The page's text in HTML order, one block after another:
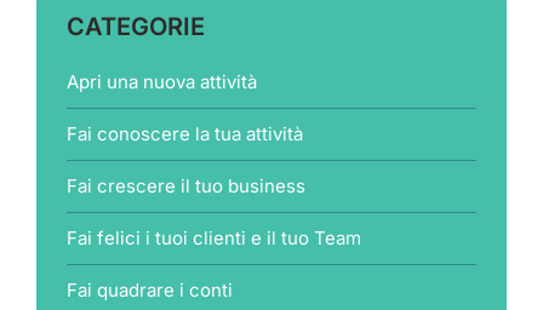
CATEGORIE
Apri una nuova attività
Fai conoscere la tua attività
Fai crescere il tuo business
Fai felici i tuoi clienti e il tuo Team
Fai quadrare i conti